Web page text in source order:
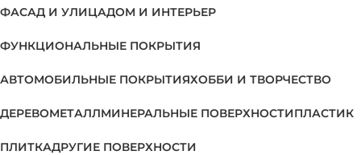
ФАСАД И УЛИЦАДОМ И ИНТЕРЬЕР
ФУНКЦИОНАЛЬНЫЕ ПОКРЫТИЯ
АВТОМОБИЛЬНЫЕ ПОКРЫТИЯХОББИ И ТВОРЧЕСТВО
ДЕРЕВОМЕТАЛЛМИНЕРАЛЬНЫЕ ПОВЕРХНОСТИПЛАСТИК
ПЛИТКАДРУГИЕ ПОВЕРХНОСТИ